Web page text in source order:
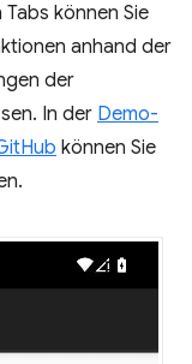
können Sie
anhand der
der
In der Demo-
können Sie